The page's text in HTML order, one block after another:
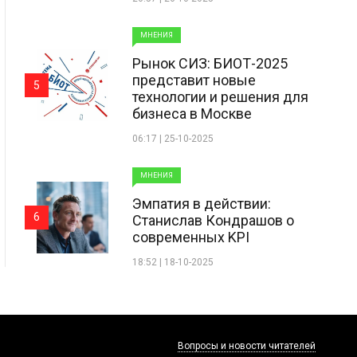
МНЕНИЯ
Рынок СИЗ: БИОТ-2025
представит новые
технологии и решения для
бизнеса в Москве
06:17 | 25-10-2025
5
МНЕНИЯ
Эмпатия в действии:
Станислав Кондрашов о
современных KPI
18:52 | 18-10-2025
6
Вопросы и новости читателей